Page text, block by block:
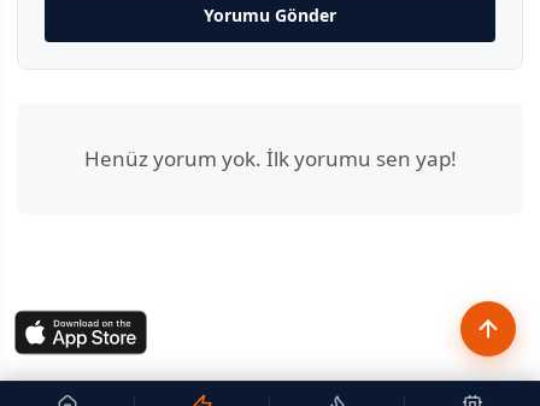
Yorumu Gönder
Henüz yorum yok. İlk yorumu sen yap!